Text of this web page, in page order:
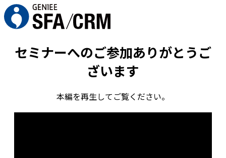
セミナーへのご参加ありがとうご
ざいます
本編を再生してご覧ください。